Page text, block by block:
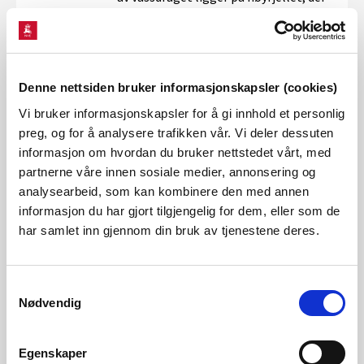
Denne nettsiden bruker informasjonskapsler (cookies)
Vi bruker informasjonskapsler for å gi innhold et personlig
preg, og for å analysere trafikken vår. Vi deler dessuten
informasjon om hvordan du bruker nettstedet vårt, med
partnerne våre innen sosiale medier, annonsering og
analysearbeid, som kan kombinere den med annen
informasjon du har gjort tilgjengelig for dem, eller som de
har samlet inn gjennom din bruk av tjenestene deres.
Nødvendig
Egenskaper
landskapet. Fra kanten av platået
faller elvene i kraftige fosser bratt
Elveløpsformer,
isavsmeltingsformer, aktive
prosesser i avsetninger og fjell,
botanikk, fuglefauna og vannfauna
inngår som viktige deler av
naturmangfoldet. Viktig for
friluftslivet. Store deler av
fjellområdet ligger i nasjonalpark.
049/1 Opo
Vernegrunnlag: Urørthet. Vassdraget
kontrastrikt landskap. Største delen